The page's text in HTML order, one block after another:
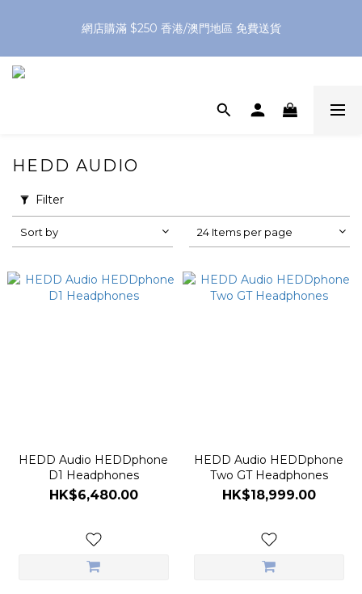
網店購滿 $250 香港/澳門地區 免費送貨
XPay（先買後付 免息分 3 期）- 新用戶首次消費滿 HK$100 即
HEDD AUDIO
Filter
Sort by 24 Items per page
HEDD Audio HEDDphone
D1 Headphones
HK$6,480.00
HEDD Audio HEDDphone
Two GT Headphones
HK$18,999.00